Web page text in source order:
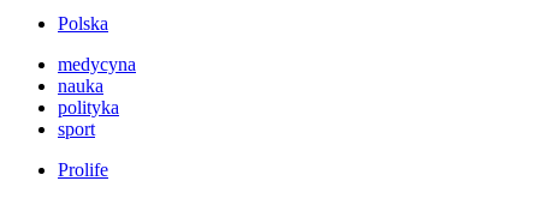
Polska
medycyna
nauka
polityka
sport
Prolife